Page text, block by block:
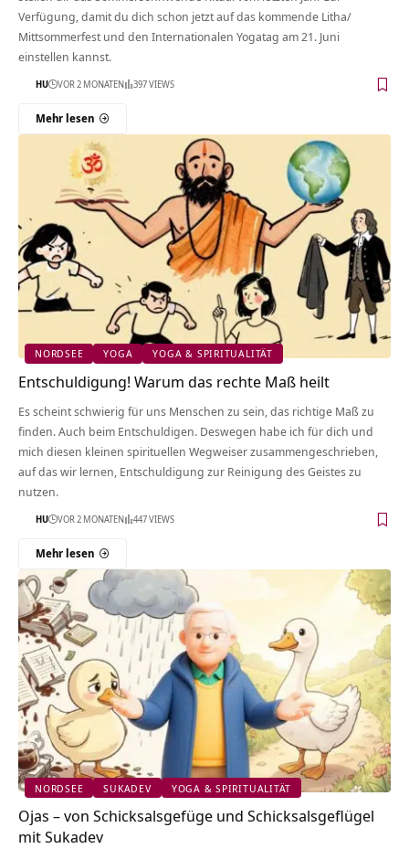
Verfügung, damit du dich schon jetzt auf das kommende Litha/
Mittsommerfest und den Internationalen Yogatag am 21. Juni
einstellen kannst.
HU VOR 2 MONATEN 397 VIEWS
Mehr lesen
NORDSEE YOGA YOGA & SPIRITUALITÄT
Entschuldigung! Warum das rechte Maß heilt
Es scheint schwierig für uns Menschen zu sein, das richtige Maß zu
finden. Auch beim Entschuldigen. Deswegen habe ich für dich und
mich diesen kleinen spirituellen Wegweiser zusammengeschrieben,
auf das wir lernen, Entschuldigung zur Reinigung des Geistes zu
nutzen.
HU VOR 2 MONATEN 447 VIEWS
Mehr lesen
NORDSEE SUKADEV YOGA & SPIRITUALITÄT
Ojas – von Schicksalsgefüge und Schicksalsgeflügel
mit Sukadev